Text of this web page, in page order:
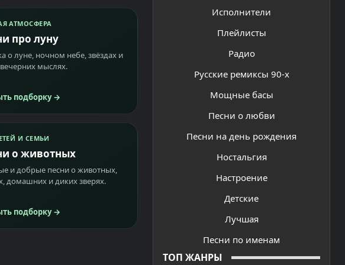
Исполнители
Плейлисты
Радио
Русские ремиксы 90-х
Мощные басы
Песни о любви
Песни на день рождения
Ностальгия
Настроение
Детские
Лучшая
Песни по именам
ТОП ЖАНРЫ
АТМОСФЕРА
про луну
о луне, ночном небе, звёздах и
мыслях.
подборку→
И СЕМЬИ
о животных
и добрые песни о животных,
домашних и диких зверях.
подборку→